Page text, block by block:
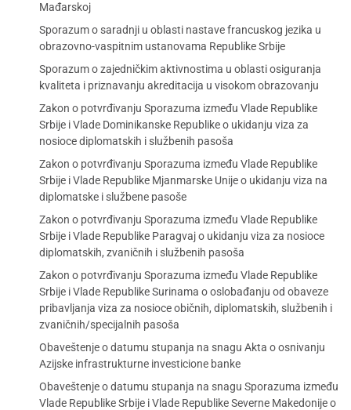
Mađarskoj
Sporazum o saradnji u oblasti nastave francuskog jezika u
obrazovno-vaspitnim ustanovama Republike Srbije
Sporazum o zajedničkim aktivnostima u oblasti osiguranja
kvaliteta i priznavanju akreditacija u visokom obrazovanju
Zakon o potvrđivanju Sporazuma između Vlade Republike
Srbije i Vlade Dominikanske Republike o ukidanju viza za
nosioce diplomatskih i službenih pasoša
Zakon o potvrđivanju Sporazuma između Vlade Republike
Srbije i Vlade Republike Mjanmarske Unije o ukidanju viza na
diplomatske i službene pasoše
Zakon o potvrđivanju Sporazuma između Vlade Republike
Srbije i Vlade Republike Paragvaj o ukidanju viza za nosioce
diplomatskih, zvaničnih i službenih pasoša
Zakon o potvrđivanju Sporazuma između Vlade Republike
Srbije i Vlade Republike Surinama o oslobađanju od obaveze
pribavljanja viza za nosioce običnih, diplomatskih, službenih i
zvaničnih/specijalnih pasoša
Obaveštenje o datumu stupanja na snagu Akta o osnivanju
Azijske infrastrukturne investicione banke
Obaveštenje o datumu stupanja na snagu Sporazuma između
Vlade Republike Srbije i Vlade Republike Severne Makedonije o